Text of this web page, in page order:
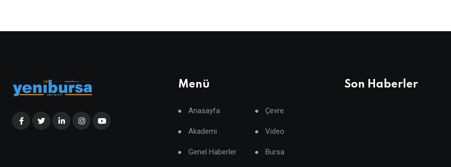
Menü
Anasayfa Çevre
Akademi Video
Genel Haberler Bursa
Son Haberler